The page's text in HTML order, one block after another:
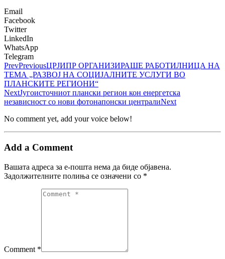
Email
Facebook
Twitter
LinkedIn
WhatsApp
Telegram
PrevPreviousЦРЈИПР ОРГАНИЗИРАШЕ РАБОТИЛНИЦА НА
ТЕМА „РАЗВОЈ НА СОЦИЈАЛНИТЕ УСЛУГИ ВО
ПЛАНСКИТЕ РЕГИОНИ“
NextЈугоисточниот плански регион кон енергетска
независност со нови фотонапонски централиNext
No comment yet, add your voice below!
Add a Comment
Вашата адреса за е-пошта нема да биде објавена.
Задолжителните полиња се означени со *
Comment *